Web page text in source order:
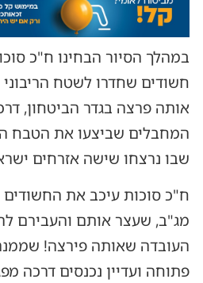
במהלך הסיור הבחינו ח"כ
חשודים שחדרו לשטח
אותה פרצה בגדר הביטחון,
המחבלים שביצעו את הטבח
שבו נרצחו שישה אזרחים
ח"כ סוכות עיכב את
מג"ב, שעצר אותם והעבירם
העובדה שאותה פירצה!
פתוחה ועדיין נכנסים דרכה